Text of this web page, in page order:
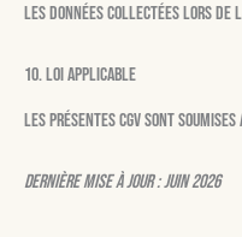
Les données collectées lors de
10. Loi applicable
Les présentes CGV sont
Dernière mise à jour : juin 2026